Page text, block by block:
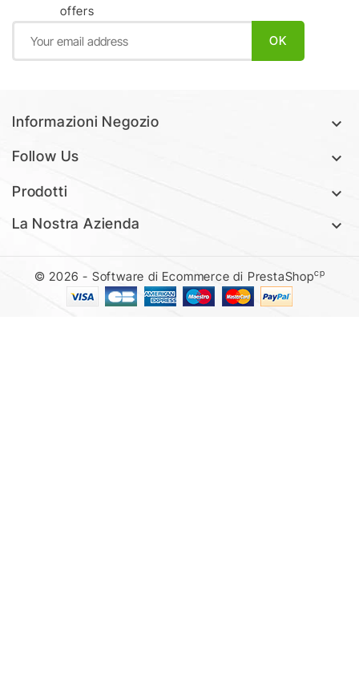
offers
Informazioni Negozio 
Follow Us 
Prodotti 
La Nostra Azienda 
© 2026 - Software di Ecommerce di PrestaShopcp